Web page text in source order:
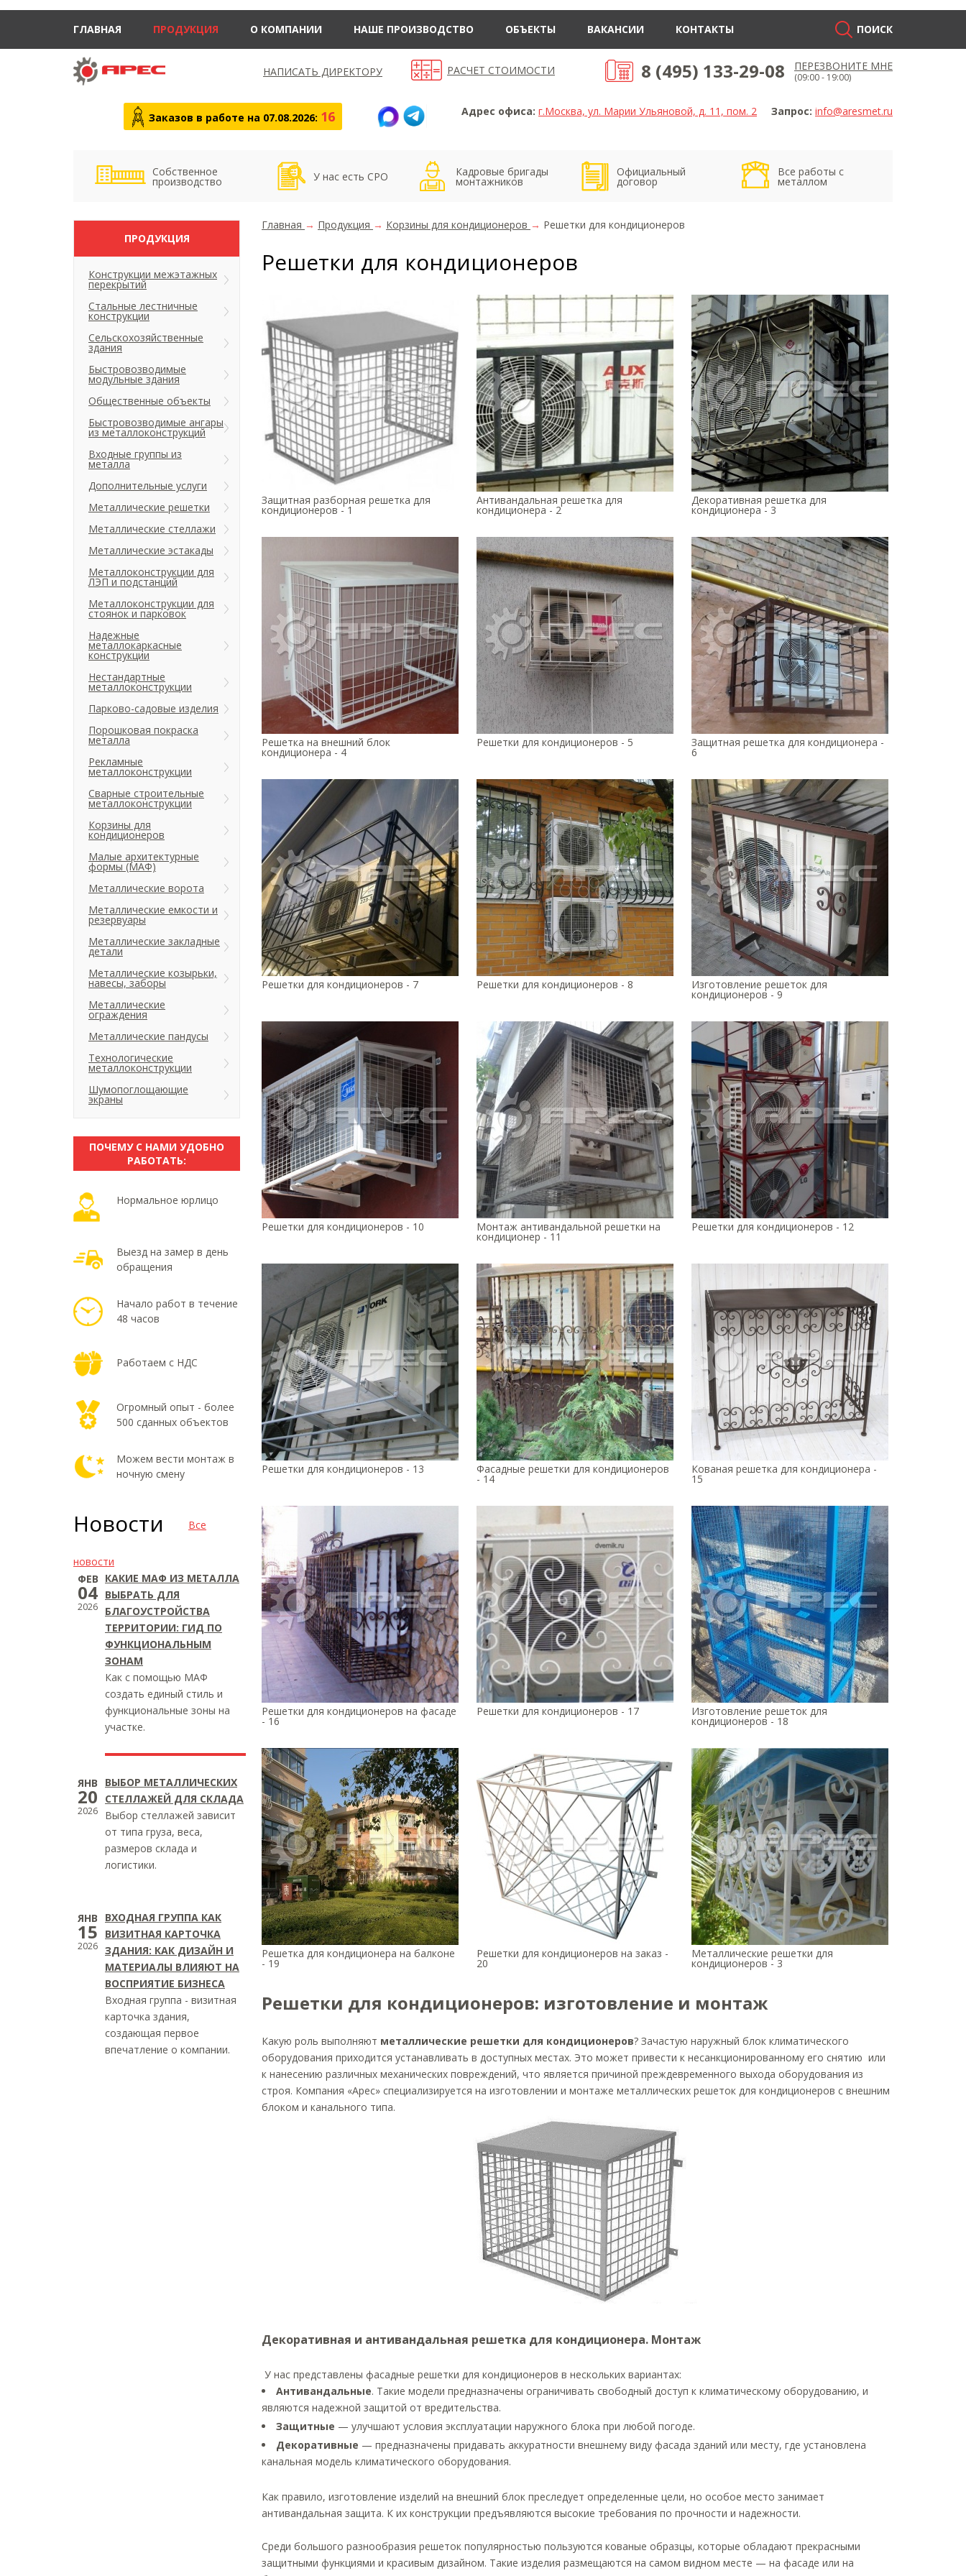
ГЛАВНАЯ ПРОДУКЦИЯ О КОМПАНИИ НАШЕ ПРОИЗВОДСТВО ОБЪЕКТЫ ВАКАНСИИ КОНТАКТЫ ПОИСК
НАПИСАТЬ ДИРЕКТОРУ РАСЧЕТ СТОИМОСТИ 8 (495) 133-29-08 ПЕРЕЗВОНИТЕ МНЕ
(09:00 - 19:00)
Адрес офиса: г.Москва, ул. Марии Ульяновой, д. 11, пом. 2 Запрос: info@aresmet.ru
Заказов в работе на 07.08.2026: 16
Собственное
производство У нас есть СРО Кадровые бригады
монтажников
Официальный
договор
Все работы с
металлом
Главная → Продукция → Корзины для кондиционеров → Решетки для кондиционеров
Решетки для кондиционеров
Защитная разборная решетка для
кондиционеров - 1
Антивандальная решетка для
кондиционера - 2
Декоративная решетка для
кондиционера - 3
Решетка на внешний блок
кондиционера - 4
Решетки для кондиционеров - 5 Защитная решетка для кондиционера -
6
Решетки для кондиционеров - 7 Решетки для кондиционеров - 8 Изготовление решеток для
кондиционеров - 9
Решетки для кондиционеров - 10 Монтаж антивандальной решетки на
кондиционер - 11
Решетки для кондиционеров - 12
Решетки для кондиционеров - 13 Фасадные решетки для кондиционеров
- 14
Кованая решетка для кондиционера -
15
Решетки для кондиционеров на фасаде
- 16
Решетки для кондиционеров - 17 Изготовление решеток для
кондиционеров - 18
Решетка для кондиционера на балконе
- 19
Решетки для кондиционеров на заказ -
20
Металлические решетки для
кондиционеров - 3
Решетки для кондиционеров: изготовление и монтаж
Какую роль выполняют металлические решетки для кондиционеров? Зачастую наружный блок климатического
оборудования приходится устанавливать в доступных местах. Это может привести к несанкционированному его снятию или
к нанесению различных механических повреждений, что является причиной преждевременного выхода оборудования из
строя. Компания «Арес» специализируется на изготовлении и монтаже металлических решеток для кондиционеров с внешним
блоком и канального типа.
Декоративная и антивандальная решетка для кондиционера. Монтаж
У нас представлены фасадные решетки для кондиционеров в нескольких вариантах:
Антивандальные. Такие модели предназначены ограничивать свободный доступ к климатическому оборудованию, и
являются надежной защитой от вредительства.
Защитные — улучшают условия эксплуатации наружного блока при любой погоде.
Декоративные — предназначены придавать аккуратности внешнему виду фасада зданий или месту, где установлена
канальная модель климатического оборудования.
Как правило, изготовление изделий на внешний блок преследует определенные цели, но особое место занимает
антивандальная защита. К их конструкции предъявляются высокие требования по прочности и надежности.
Среди большого разнообразия решеток популярностью пользуются кованые образцы, которые обладают прекрасными
защитными функциями и красивым дизайном. Такие изделия размещаются на самом видном месте — на фасаде или на
ПРОДУКЦИЯ
Конструкции межэтажных
перекрытий
Стальные лестничные
конструкции
Сельскохозяйственные
здания
Быстровозводимые
модульные здания
Общественные объекты
Быстровозводимые ангары
из металлоконструкций
Входные группы из
металла
Дополнительные услуги
Металлические решетки
Металлические стеллажи
Металлические эстакады
Металлоконструкции для
ЛЭП и подстанций
Металлоконструкции для
стоянок и парковок
Надежные
металлокаркасные
конструкции
Нестандартные
металлоконструкции
Парково-садовые изделия
Порошковая покраска
металла
Рекламные
металлоконструкции
Сварные строительные
металлоконструкции
Корзины для
кондиционеров
Малые архитектурные
формы (МАФ)
Металлические ворота
Металлические емкости и
резервуары
Металлические закладные
детали
Металлические козырьки,
навесы, заборы
Металлические
ограждения
Металлические пандусы
Технологические
металлоконструкции
Шумопоглощающие
экраны
ПОЧЕМУ С НАМИ УДОБНО
РАБОТАТЬ:
Нормальное юрлицо
Выезд на замер в день
обращения
Начало работ в течение
48 часов
Работаем с НДС
Огромный опыт - более
500 сданных объектов
Можем вести монтаж в
ночную смену
Новости Все
новости
ФЕВ
04
2026
КАКИЕ МАФ ИЗ МЕТАЛЛА
ВЫБРАТЬ ДЛЯ
БЛАГОУСТРОЙСТВА
ТЕРРИТОРИИ: ГИД ПО
ФУНКЦИОНАЛЬНЫМ
ЗОНАМ
Как с помощью МАФ
создать единый стиль и
функциональные зоны на
участке.
ЯНВ
20
2026
ВЫБОР МЕТАЛЛИЧЕСКИХ
СТЕЛЛАЖЕЙ ДЛЯ СКЛАДА
Выбор стеллажей зависит
от типа груза, веса,
размеров склада и
логистики.
ЯНВ
15
2026
ВХОДНАЯ ГРУППА КАК
ВИЗИТНАЯ КАРТОЧКА
ЗДАНИЯ: КАК ДИЗАЙН И
МАТЕРИАЛЫ ВЛИЯЮТ НА
ВОСПРИЯТИЕ БИЗНЕСА
Входная группа - визитная
карточка здания,
создающая первое
впечатление о компании.